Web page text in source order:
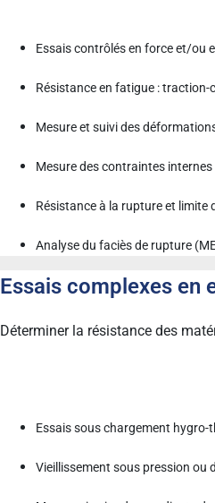
Essais contrôlés en force et/ou
Résistance en fatigue : traction-
Mesure et suivi des
Mesure des contraintes
Résistance à la rupture et limite
Analyse du faciès de rupture
Essais complexes en
Déterminer la résistance des
Essais sous chargement
Vieillissement sous pression ou